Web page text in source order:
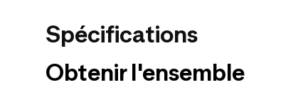
Spécifications
Obtenir l'ensemble